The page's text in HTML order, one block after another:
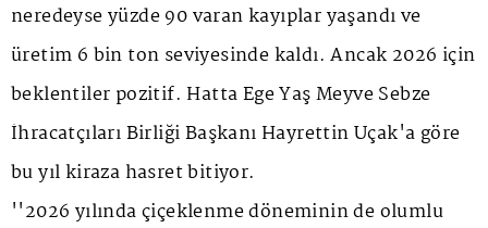
neredeyse yüzde 90 varan kayıplar yaşandı ve
üretim 6 bin ton seviyesinde kaldı. Ancak 2026 için
beklentiler pozitif. Hatta Ege Yaş Meyve Sebze
İhracatçıları Birliği Başkanı Hayrettin Uçak'a göre
bu yıl kiraza hasret bitiyor.
''2026 yılında çiçeklenme döneminin de olumlu